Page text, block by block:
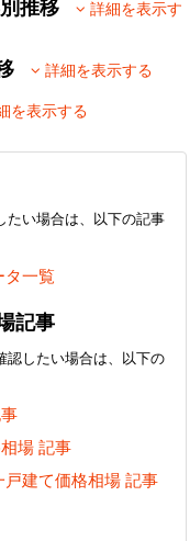
別推移
詳細を表示す
移 詳細を表示する
を表示する
たい場合は、以下の記事
タ一覧
記事
認したい場合は、以下の
場 記事
建て価格相場 記事